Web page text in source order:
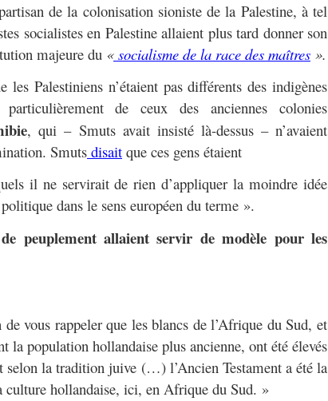
de la colonisation sioniste de la Palestine, à tel
socialistes en Palestine allaient plus tard donner son
majeure du «socialisme de la race des maîtres ».
les Palestiniens n’étaient pas différents des indigènes
de ceux des anciennes colonies
, qui – Smuts avait insisté là-dessus – n’avaient
Smuts disait que ces gens étaient
il ne servirait de rien d’appliquer la moindre idée
dans le sens européen du terme ».
peuplement allaient servir de modèle pour les
de vous rappeler que les blancs de l’Afrique du Sud, et
la population hollandaise plus ancienne, ont été élevés
selon la tradition juive (…) l’Ancien Testament a été la
culture hollandaise, ici, en Afrique du Sud. »